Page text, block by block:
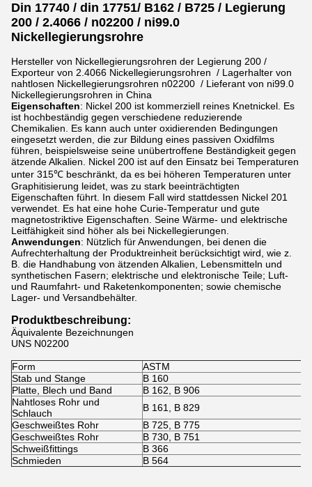
Din 17740 / din 17751/ B162 / B725 / Legierung
200 / 2.4066 / n02200 / ni99.0
Nickellegierungsrohre​
Hersteller von Nickellegierungsrohren der Legierung 200 /
Exporteur von 2.4066 Nickellegierungsrohren / Lagerhalter von
nahtlosen Nickellegierungsrohren n02200 / Lieferant von ni99.0
Nickellegierungsrohren in China
Eigenschaften: Nickel 200 ist kommerziell reines Knetnickel. Es
ist hochbeständig gegen verschiedene reduzierende
Chemikalien. Es kann auch unter oxidierenden Bedingungen
eingesetzt werden, die zur Bildung eines passiven Oxidfilms
führen, beispielsweise seine unübertroffene Beständigkeit gegen
ätzende Alkalien. Nickel 200 ist auf den Einsatz bei Temperaturen
unter 315℃ beschränkt, da es bei höheren Temperaturen unter
Graphitisierung leidet, was zu stark beeinträchtigten
Eigenschaften führt. In diesem Fall wird stattdessen Nickel 201
verwendet. Es hat eine hohe Curie-Temperatur und gute
magnetostriktive Eigenschaften. Seine Wärme- und elektrische
Leitfähigkeit sind höher als bei Nickellegierungen.
Anwendungen: Nützlich für Anwendungen, bei denen die
Aufrechterhaltung der Produktreinheit berücksichtigt wird, wie z.
B. die Handhabung von ätzenden Alkalien, Lebensmitteln und
synthetischen Fasern; elektrische und elektronische Teile; Luft-
und Raumfahrt- und Raketenkomponenten; sowie chemische
Lager- und Versandbehälter.
Produktbeschreibung:
Äquivalente Bezeichnungen
UNS N02200
Form
ASTM
Stab und Stange
B 160
Platte, Blech und Band
B 162, B 906
Nahtloses Rohr und
Schlauch
B 161, B 829
Geschweißtes Rohr
B 725, B 775
Geschweißtes Rohr
B 730, B 751
Schweißfittings
B 366
Schmieden
B 564